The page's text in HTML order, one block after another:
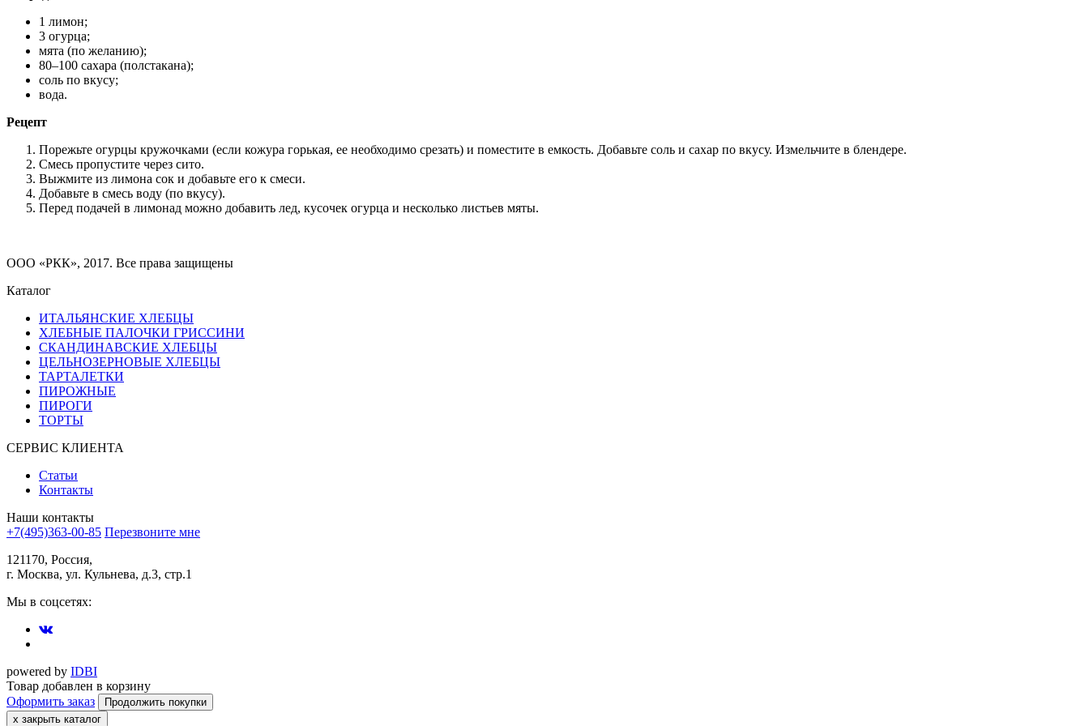
1 лимон;
3 огурца;
мята (по желанию);
80–100 сахара (полстакана);
соль по вкусу;
вода.
Рецепт
Порежьте огурцы кружочками (если кожура горькая, ее необходимо срезать) и поместите в емкость. Добавьте соль и сахар по вкусу. Измельчите в блендере.
Смесь пропустите через сито.
Выжмите из лимона сок и добавьте его к смеси.
Добавьте в смесь воду (по вкусу).
Перед подачей в лимонад можно добавить лед, кусочек огурца и несколько листьев мяты.
ООО «РКК», 2017. Все права защищены
Каталог
ИТАЛЬЯНСКИЕ ХЛЕБЦЫ
ХЛЕБНЫЕ ПАЛОЧКИ ГРИССИНИ
СКАНДИНАВСКИЕ ХЛЕБЦЫ
ЦЕЛЬНОЗЕРНОВЫЕ ХЛЕБЦЫ
ТАРТАЛЕТКИ
ПИРОЖНЫЕ
ПИРОГИ
ТОРТЫ
СЕРВИС КЛИЕНТА
Статьи
Контакты
Наши контакты
+7(495)363-00-85 Перезвоните мне
121170, Россия,
г. Москва, ул. Кульнева, д.3, стр.1
Мы в соцсетях:
powered by IDBI
Товар добавлен в корзину
Оформить заказ
Продолжить покупки
х закрыть каталог